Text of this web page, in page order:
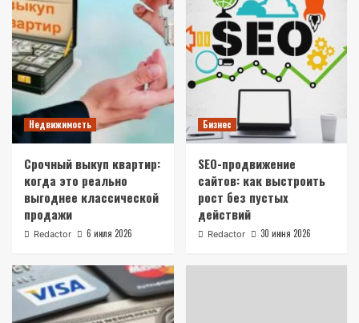
Недвижимость
Срочный выкуп квартир:
когда это реально
выгоднее классической
продажи
Redactor 6 июля 2026
Бизнес
SEO-продвижение
сайтов: как выстроить
рост без пустых
действий
Redactor 30 июня 2026